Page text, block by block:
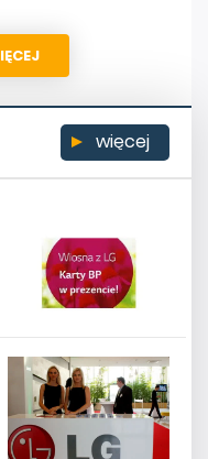
więcej